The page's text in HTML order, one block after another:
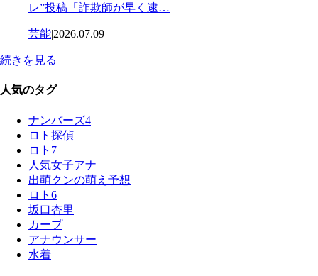
レ”投稿「詐欺師が早く逮…
芸能|2026.07.09
続きを見る
人気のタグ
ナンバーズ4
ロト探偵
ロト7
人気女子アナ
出萌クンの萌え予想
ロト6
坂口杏里
カープ
アナウンサー
水着